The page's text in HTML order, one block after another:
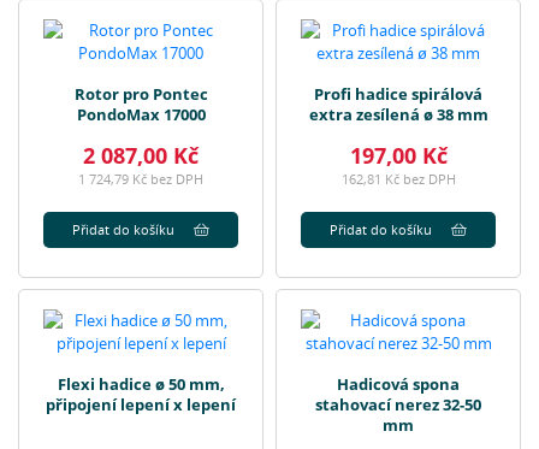
Rotor pro Pontec
PondoMax 17000
2 087,00 Kč
1 724,79 Kč bez DPH
Přidat do košíku
Profi hadice spirálová
extra zesílená ø 38 mm
197,00 Kč
162,81 Kč bez DPH
Přidat do košíku
Flexi hadice ø 50 mm,
připojení lepení x lepení
Hadicová spona
stahovací nerez 32-50
mm